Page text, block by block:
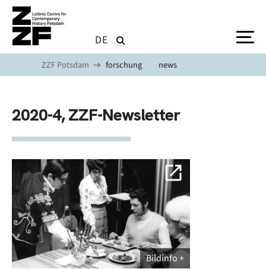
Skip to main content
DE
ZZF Potsdam forschung news
2020-4, ZZF-Newsletter
Bildinfo